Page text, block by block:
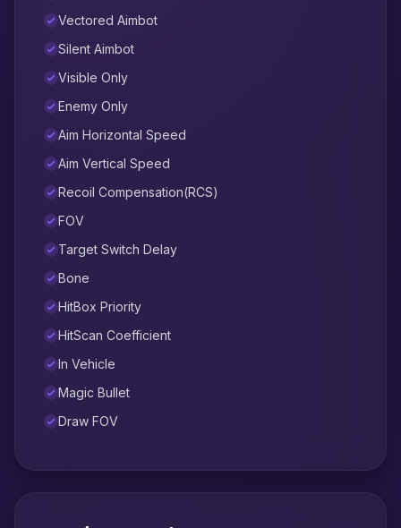
Vectored Aimbot
Silent Aimbot
Visible Only
Enemy Only
Aim Horizontal Speed
Aim Vertical Speed
Recoil Compensation(RCS)
FOV
Target Switch Delay
Bone
HitBox Priority
HitScan Coefficient
In Vehicle
Magic Bullet
Draw FOV